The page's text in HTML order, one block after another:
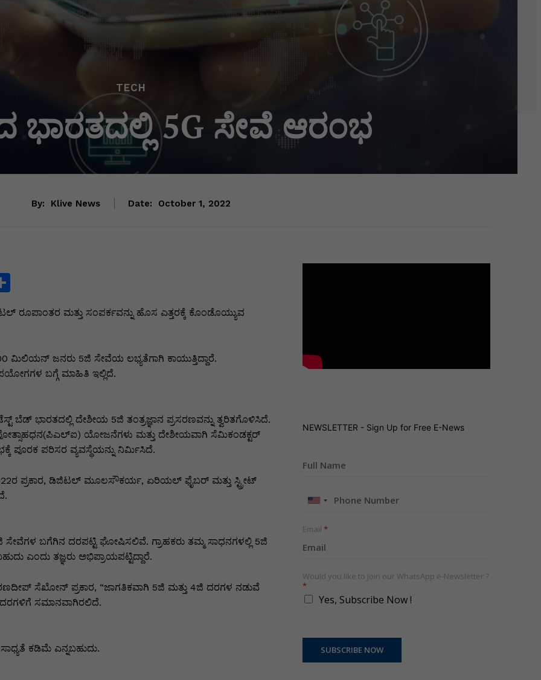
TECH
ಭಾರತದಲ್ಲಿ 5G ಸೇವೆ ಆರಂಭ
By: Klive News Date: October 1, 2022
S
ar
ರೂಪಾಂತರ ಮತ್ತು ಸಂಪರ್ಕವನ್ನು ಹೊಸ ಎತ್ತರಕ್ಕೆ ಕೊಂಡೊಯ್ಯುವ
ಮಿಲಿಯನ್‌ ಜನರು 5ಜಿ ಸೇವೆಯ ಲಭ್ಯತೆಗಾಗಿ ಕಾಯುತ್ತಿದ್ದಾರೆ.
ಬಗ್ಗೆ ಮಾಹಿತಿ ಇಲ್ಲಿದೆ.
ಬೆಡ್‌ ಭಾರತದಲ್ಲಿ ದೇಶೀಯ 5ಜಿ ತಂತ್ರಜ್ಞಾನ ಪ್ರಸರಣವನ್ನು ತ್ವರಿತಗೊಳಿಸಿದೆ.
ಯೋಜನೆಗಳು ಮತ್ತು ದೇಶೀಯವಾಗಿ ಸೆಮಿಕಂಡಕ್ಟರ್‌
ಪೂರಕ ಪರಿಸರ ವ್ಯವಸ್ಥೆಯನ್ನು ನಿರ್ಮಿಸಿದೆ.
ಪ್ರಕಾರ, ಡಿಜಿಟಲ್‌ ಮೂಲಸೌಕರ್ಯ, ಏರಿಯಲ್‌ ಫೈಬರ್‌ ಮತ್ತು ಸ್ಟ್ರೀಟ್‌
ಸೇವೆಗಳ ಬಗೆಗಿನ ದರಪಟ್ಟಿ ಘೋಷಿಸಲಿವೆ. ಗ್ರಾಹಕರು ತಮ್ಮ ಸಾಧನಗಳಲ್ಲಿ 5ಜಿ
ಎಂದು ತಜ್ಞರು ಅಭಿಪ್ರಾಯಪಟ್ಟಿದ್ದಾರೆ.
ಸೆಖೋನ್‌ ಪ್ರಕಾರ, “ಜಾಗತಿಕವಾಗಿ 5ಜಿ ಮತ್ತು 4ಜಿ ದರಗಳ ನಡುವೆ
ದರಗಳಿಗೆ ಸಮಾನವಾಗಿರಲಿದೆ.
ಕಡಿಮೆ ಎನ್ನಬಹುದು.
NEWSLETTER - Sign Up for Free E-News
United
+1
Email *
Would you like to join our WhatsApp e-Newsletter ?
*
Yes, Subscribe Now !
SUBSCRIBE NOW